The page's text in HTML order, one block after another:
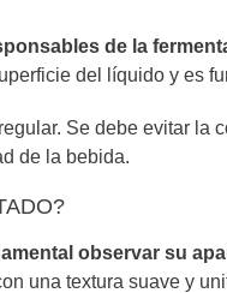
de la
del líquido y es
Se debe evitar la
de la bebida.
observar su
una textura suave y